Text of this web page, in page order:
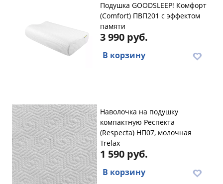
Подушка GOODSLEEP! Комфорт
(Comfort) ПВП201 с эффектом
памяти
3 990 руб.
В корзину
Наволочка на подушку
компактную Респекта
(Respecta) НП07, молочная
Trelax
1 590 руб.
В корзину